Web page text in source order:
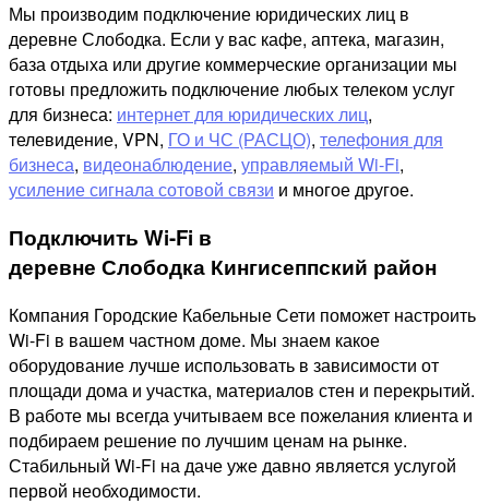
Мы производим подключение юридических лиц в
деревне Слободка. Если у вас кафе, аптека, магазин,
база отдыха или другие коммерческие организации мы
готовы предложить подключение любых телеком услуг
для бизнеса: интернет для юридических лиц,
телевидение, VPN, ГО и ЧС (РАСЦО), телефония для
бизнеса, видеонаблюдение, управляемый Wi-Fi,
усиление сигнала сотовой связи и многое другое.
Подключить Wi-Fi в
деревне Слободка Кингисеппский район
Компания Городские Кабельные Сети поможет настроить
Wi-Fi в вашем частном доме. Мы знаем какое
оборудование лучше использовать в зависимости от
площади дома и участка, материалов стен и перекрытий.
В работе мы всегда учитываем все пожелания клиента и
подбираем решение по лучшим ценам на рынке.
Стабильный Wi-Fi на даче уже давно является услугой
первой необходимости.